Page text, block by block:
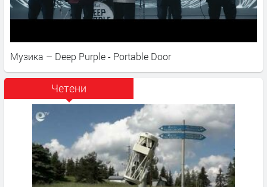
Музика – Deep Purple - Portable Door
Четени